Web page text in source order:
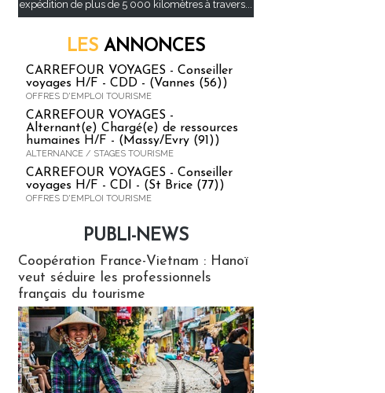
expédition de plus de 5 000 kilomètres à travers...
LES ANNONCES
CARREFOUR VOYAGES - Conseiller
voyages H/F - CDD - (Vannes (56))
OFFRES D'EMPLOI TOURISME
CARREFOUR VOYAGES -
Alternant(e) Chargé(e) de ressources
humaines H/F - (Massy/Evry (91))
ALTERNANCE / STAGES TOURISME
CARREFOUR VOYAGES - Conseiller
voyages H/F - CDI - (St Brice (77))
OFFRES D'EMPLOI TOURISME
PUBLI-NEWS
Coopération France-Vietnam : Hanoï
veut séduire les professionnels
français du tourisme